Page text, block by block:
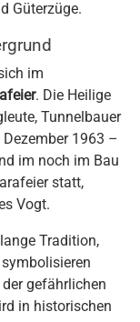
Güterzüge.
im
. Die Heilige
Tunnelbauer
1963 –
im noch im Bau
statt,
Vogt.
Tradition,
gefährlichen
in historischen